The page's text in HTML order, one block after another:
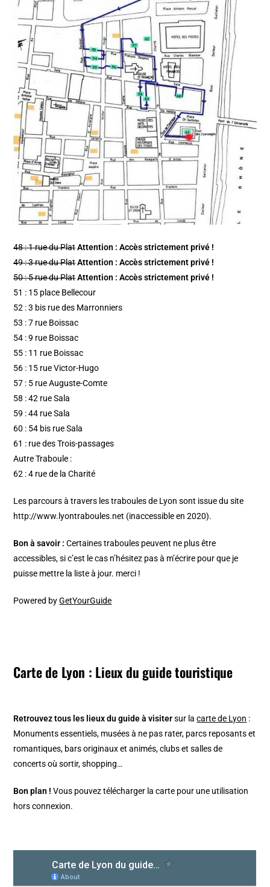
48 : 1 rue du PlatAttention : Accès strictement privé !
49 : 3 rue du PlatAttention : Accès strictement privé !
50 : 5 rue du PlatAttention : Accès strictement privé !
51 : 15 place Bellecour
52 : 3 bis rue des Marronniers
53 : 7 rue Boissac
54 : 9 rue Boissac
55 : 11 rue Boissac
56 : 15 rue Victor-Hugo
57 : 5 rue Auguste-Comte
58 : 42 rue Sala
59 : 44 rue Sala
60 : 54 bis rue Sala
61 : rue des Trois-passages
Autre Traboule :
62 : 4 rue de la Charité
Les parcours à travers les traboules de Lyon sont issue du site
http://www.lyontraboules.net (inaccessible en 2020).
Bon à savoir :Certaines traboules peuvent ne plus être
accessibles, si c’est le cas n’hésitez pas à m’écrire pour que je
puisse mettre la liste à jour. merci !
Powered byGetYourGuide
Carte de Lyon : Lieux du guide touristique
Retrouvez tous les lieux du guide à visitersur lacarte de Lyon :
Monuments essentiels, musées à ne pas rater, parcs reposants et
romantiques, bars originaux et animés, clubs et salles de
concerts où sortir, shopping…
Bon plan !Vous pouvez télécharger la carte pour une utilisation
hors connexion.